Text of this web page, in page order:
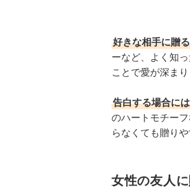
好きな相手に贈
ーなど、よく知
ことで愛が深まり
告白する場合に
のハートモチー
らなくても贈りや
女性の友人